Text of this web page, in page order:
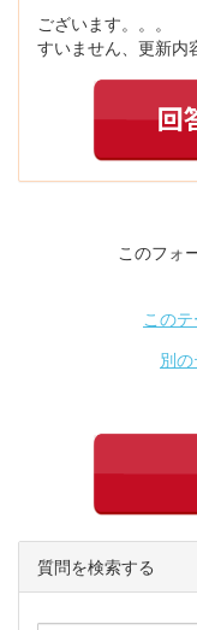
ございます。。。
すいません、更新
このフォ
この
別
質問を検索する